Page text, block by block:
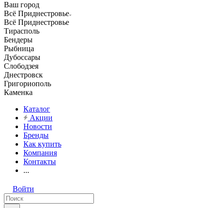
Ваш город
Всё Приднестровье
Всё Приднестровье
Тирасполь
Бендеры
Рыбница
Дубоссары
Слободзея
Днестровск
Григориополь
Каменка
Каталог
Акции
Новости
Бренды
Как купить
Компания
Контакты
...
Войти